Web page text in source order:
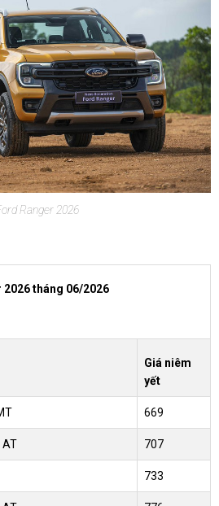
Ranger 2026
2026 tháng 06/2026
Giá niêm
yết
669
AT 707
733